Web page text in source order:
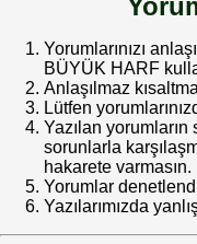
Yorumlarınızı
BÜYÜK HARF
Anlaşılmaz
Lütfen
Yazılan
sorunlarla
hakarete varmasın.
Yorumlar
Yazılarımızda